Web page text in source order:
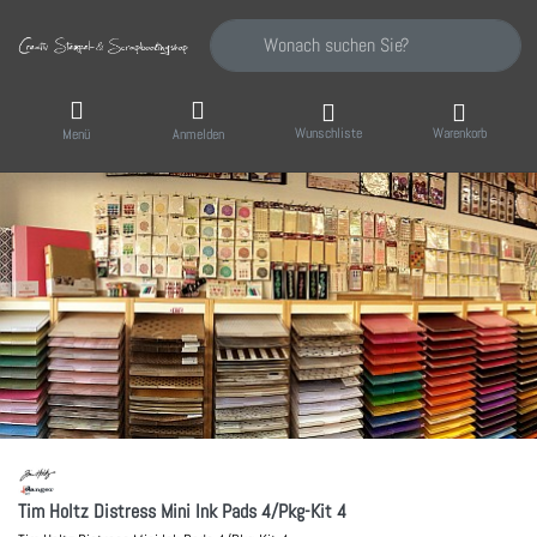
Geben Sie einen Suchbegriff ein. Während
Menü Anmelden Wunschliste Warenkorb
Tim Holtz Distress Mini Ink Pads 4/Pkg-Kit 4